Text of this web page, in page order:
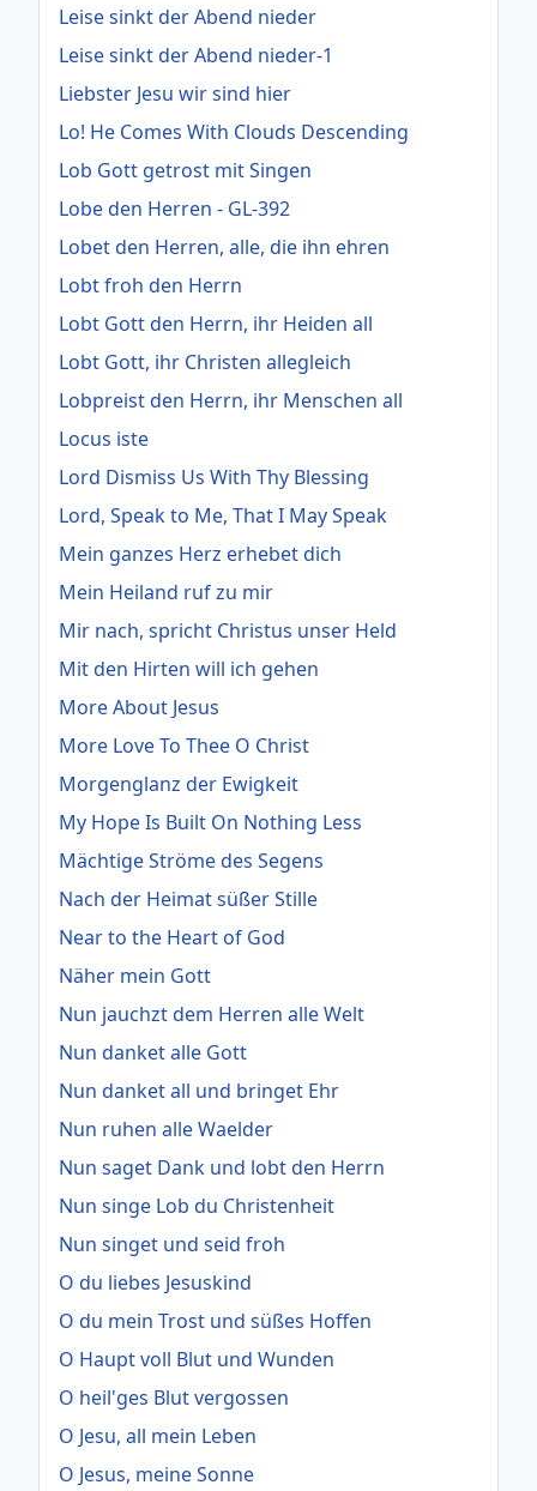
Leise sinkt der Abend nieder
Leise sinkt der Abend nieder-1
Liebster Jesu wir sind hier
Lo! He Comes With Clouds Descending
Lob Gott getrost mit Singen
Lobe den Herren - GL-392
Lobet den Herren, alle, die ihn ehren
Lobt froh den Herrn
Lobt Gott den Herrn, ihr Heiden all
Lobt Gott, ihr Christen allegleich
Lobpreist den Herrn, ihr Menschen all
Locus iste
Lord Dismiss Us With Thy Blessing
Lord, Speak to Me, That I May Speak
Mein ganzes Herz erhebet dich
Mein Heiland ruf zu mir
Mir nach, spricht Christus unser Held
Mit den Hirten will ich gehen
More About Jesus
More Love To Thee O Christ
Morgenglanz der Ewigkeit
My Hope Is Built On Nothing Less
Mächtige Ströme des Segens
Nach der Heimat süßer Stille
Near to the Heart of God
Näher mein Gott
Nun jauchzt dem Herren alle Welt
Nun danket alle Gott
Nun danket all und bringet Ehr
Nun ruhen alle Waelder
Nun saget Dank und lobt den Herrn
Nun singe Lob du Christenheit
Nun singet und seid froh
O du liebes Jesuskind
O du mein Trost und süßes Hoffen
O Haupt voll Blut und Wunden
O heil'ges Blut vergossen
O Jesu, all mein Leben
O Jesus, meine Sonne